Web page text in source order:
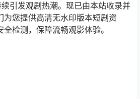
引发观剧热潮。现已由本站收录并
为您提供高清无水印版本短剧资
检测，保障流畅观影体验。